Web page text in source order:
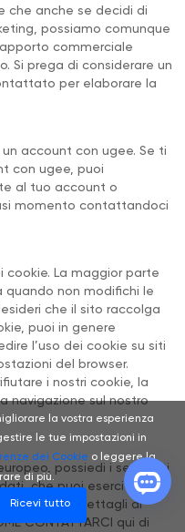
che anche se decidi di
possiamo comunque
commerciale
Si prega di considerare un
per elaborare la
account con ugee. Se ti
con ugee, puoi
al tuo account o
momento contattandoci
cookie. La maggior parte
non modifichi le
che il sito raccolga
puoi in genere
l’uso dei cookie su siti
del browser.
i nostri cookie, la
navigazione sul nostro
possiedi i seguenti
che puoi esercitare in
i dettagli di
CONTATTARCI qui di
la vostra esperienza
le tue impostazioni in
dei Cookie o leggere la
di più.
Ricevi tutto